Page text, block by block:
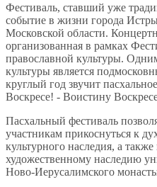
Фестиваль, ставший уже
событие в жизни города
Московской области.
организованная в рамках
православной культуры.
культуры является
круглый год звучит
Воскресе! - Воистину
Пасхальный фестиваль
участникам прикоснуться к
культурного наследия, а
художественному наследию
Ново-Иерусалимского